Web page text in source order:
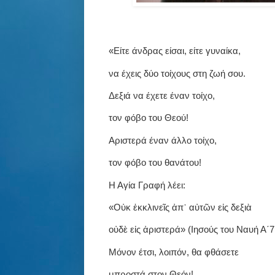
«Είτε άνδρας είσαι, είτε γυναίκα,
να έχεις δύο τοίχους στη ζωή σου.
Δεξιά να έχετε έναν τοίχο,
τον φόβο του Θεού!
Αριστερά έναν άλλο τοίχο,
τον φόβο του θανάτου!
Η Αγία Γραφή λέει:
«Οὐκ ἐκκλινεῖς ἀπ᾿ αὐτῶν εἰς δεξιὰ
οὐδὲ εἰς ἀριστερά» (Ιησούς του Ναυή
Μόνον έτσι, λοιπόν, θα φθάσετε